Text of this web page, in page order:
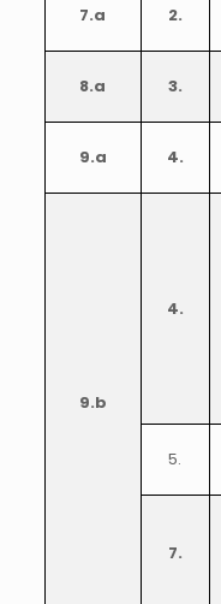
7.a 2.
8.a 3.
9.a 4.
9.b
4.
5.
7.